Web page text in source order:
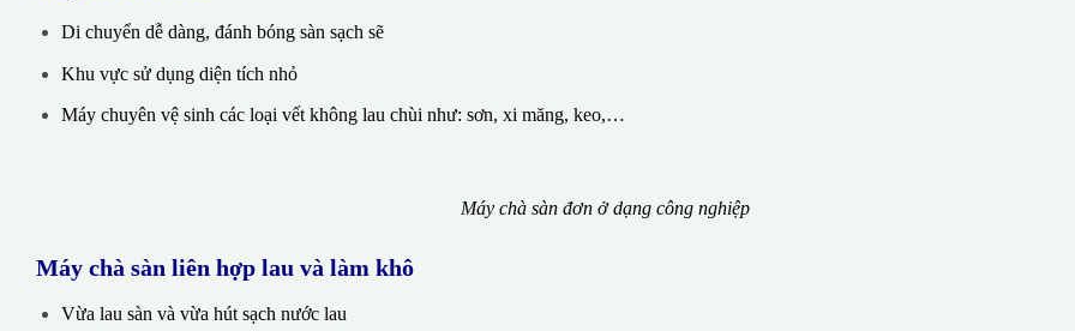
Di chuyển dễ dàng, đánh bóng sàn sạch sẽ
Khu vực sử dụng diện tích nhỏ
Máy chuyên vệ sinh các loại vết không lau chùi như: sơn, xi măng, keo,…
Máy chà sàn đơn ở dạng công nghiệp
Máy chà sàn liên hợp lau và làm khô
Vừa lau sàn và vừa hút sạch nước lau